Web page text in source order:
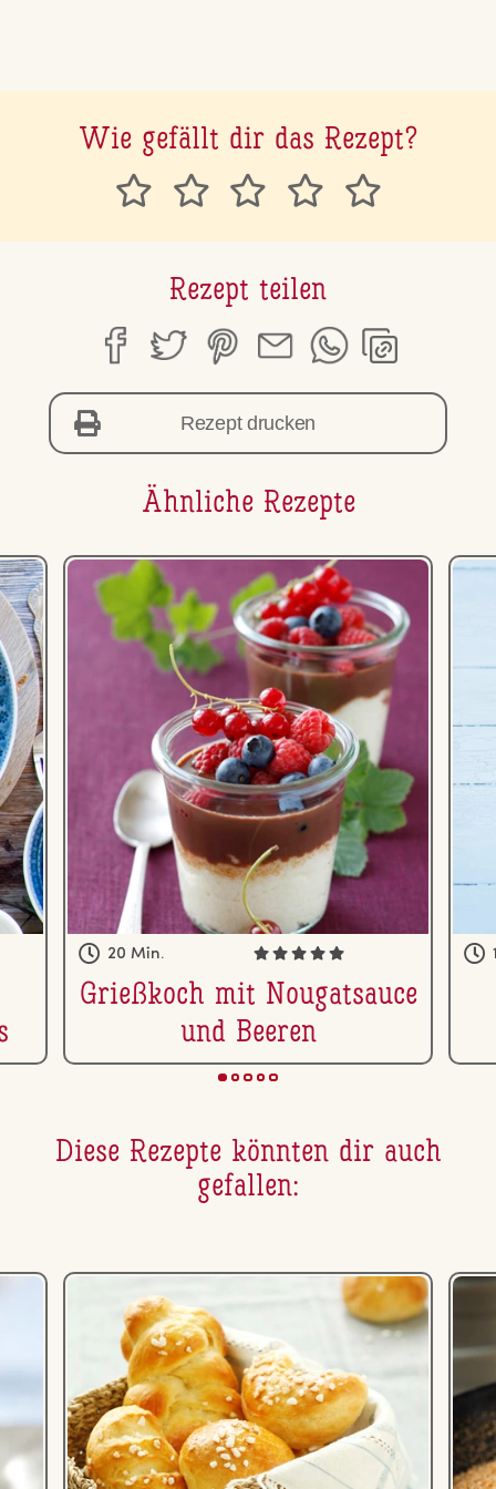
Wie gefällt dir das Rezept?
Rezept teilen
Rezept drucken
Ähnliche Rezepte
20 Min.
Grießkoch mit Nou­gatsauce
und Beeren
Diese Rezepte könnten dir auch
gefallen: